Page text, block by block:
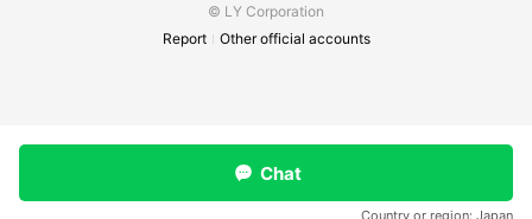
© LY Corporation
Report
Other official accounts
Chat
Country or region: Japan